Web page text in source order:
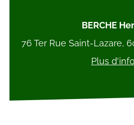
BERCHE
76 Ter Rue Saint-Lazare,
Plus d'info